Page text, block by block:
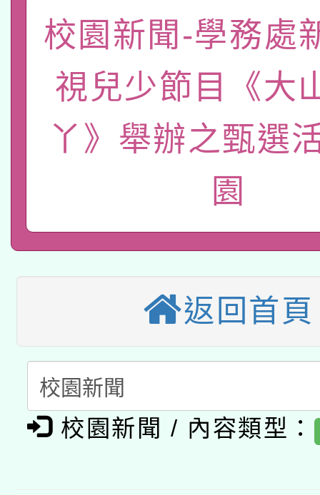
師專業成長研習實施計
方素養工作坊新北場」
族語言臺北學習中心
「族語學習班」招生簡
文教學共融平台-教案
件」活動簡章
教育部國民及學前教育
年度COVID-19疫苗接
接種對象擴大為「滿6
本市兒童口腔健康促進
宣導素材2份，請協助
管道加強宣導
有關銓敘部建置「公務
得重審後實發金額試算
機關學校轉知所屬退休
用一案
「115年度教育部國民
辦理性別平等教育建置
人才庫實施計畫」一案
衛生局辦理之「115年
菸害防制實體解謎活動
年度健康促進學校輔導
業成長研習」實施計畫
函轉國家教育研究院中
原住民族教育政策研討
轉知教育部國民及學前
師專業成長研習實施計
方素養工作坊新北場」
函轉國立臺灣師範大學
族語言臺北學習中心
「族語學習班」招生簡
轉知有關國立成功大學
文教學共融平台-教案
件」活動簡章
教育部國民及學前教育
年度COVID-19疫苗接
本市兒童口腔健康促進
校園新聞-學務處
視兒少節目《大
丫》舉辦之甄選
園
返回首頁
校園新聞 / 內容類型：